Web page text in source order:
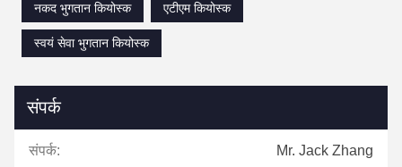
नकद भुगतान कियोस्क
एटीएम कियोस्क
स्वयं सेवा भुगतान कियोस्क
संपर्क
संपर्क: Mr. Jack Zhang